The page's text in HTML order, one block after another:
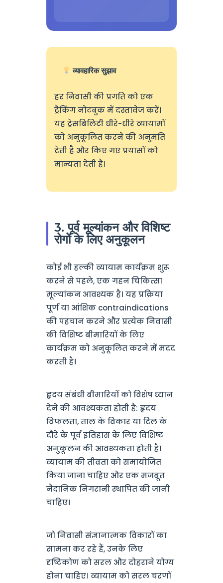
व्यावहारिक सुझाव
हर निवासी की प्रगति को एक
ट्रैकिंग नोटबुक में दस्तावेज करें।
यह ट्रेसबिलिटी धीरे-धीरे व्यायामों
को अनुकूलित करने की अनुमति
देती है और किए गए प्रयासों को
मान्यता देती है।
3. पूर्व मूल्यांकन और विशिष्ट
रोगों के लिए अनुकूलन
कोई भी हल्की व्यायाम कार्यक्रम शुरू
करने से पहले, एक गहन चिकित्सा
मूल्यांकन आवश्यक है। यह प्रक्रिया
पूर्ण या आंशिक contraindications
की पहचान करने और प्रत्येक निवासी
की विशिष्ट बीमारियों के लिए
कार्यक्रम को अनुकूलित करने में मदद
करती है।
हृदय संबंधी बीमारियों को विशेष ध्यान
देने की आवश्यकता होती है: हृदय
विफलता, ताल के विकार या दिल के
दौरे के पूर्व इतिहास के लिए विशिष्ट
अनुकूलन की आवश्यकता होती है।
व्यायाम की तीव्रता को समायोजित
किया जाना चाहिए और एक मजबूत
नैदानिक निगरानी स्थापित की जानी
चाहिए।
जो निवासी संज्ञानात्मक विकारों का
सामना कर रहे हैं, उनके लिए
दृष्टिकोण को सरल और दोहराने योग्य
होना चाहिए। व्यायाम को सरल चरणों